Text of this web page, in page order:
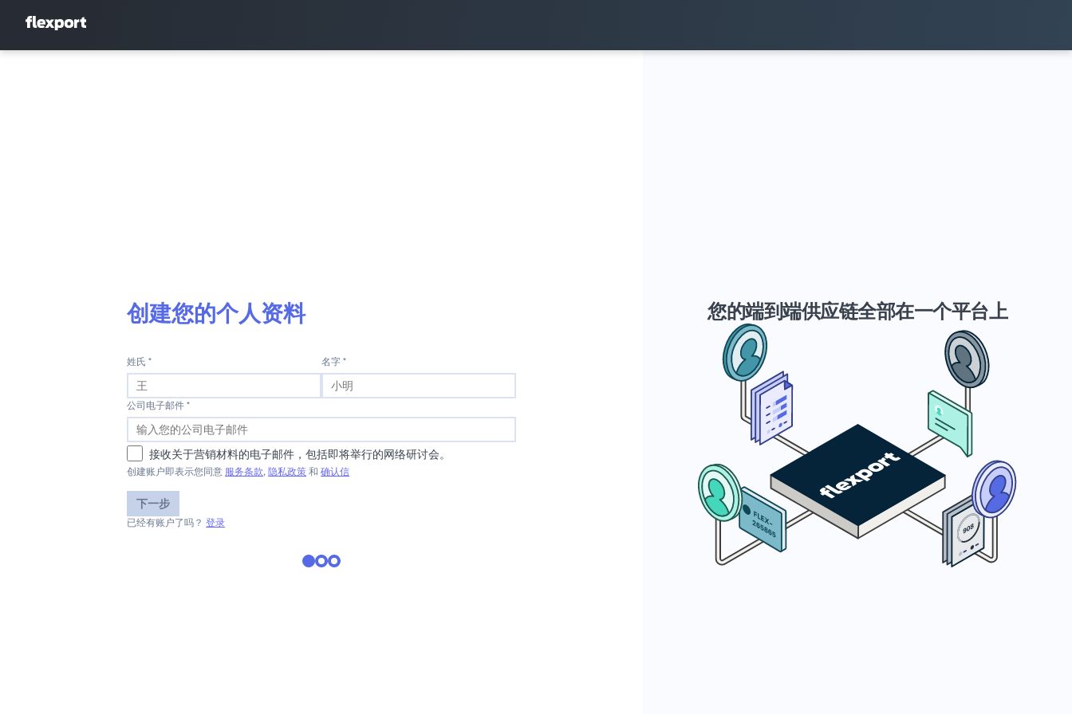
创建您的个人资料
姓氏 * 名字 *
公司电子邮件 *
接收关于营销材料的电子邮件，包括即将举行的网络研讨会。
创建账户即表示您同意 服务条款, 隐私政策 和 确认信
下一步
已经有账户了吗？ 登录
您的端到端供应链全部在一个平台上